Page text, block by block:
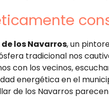
los Navarros, un
tradicional nos
con los vecinos,
energética en el
de los Navarros